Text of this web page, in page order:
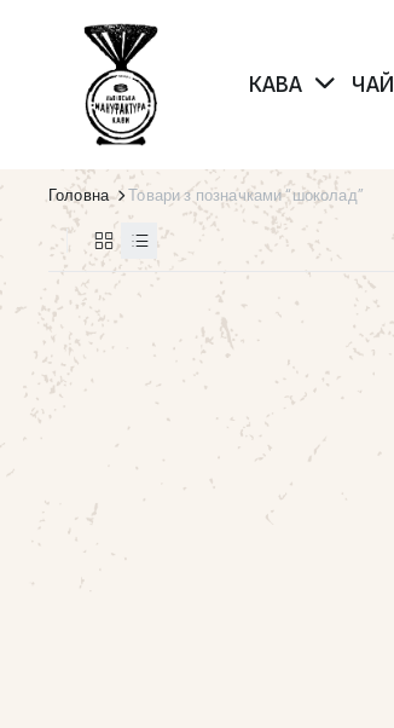
КАВА ЧАЙ
Головна Товари з позначками “шоколад”